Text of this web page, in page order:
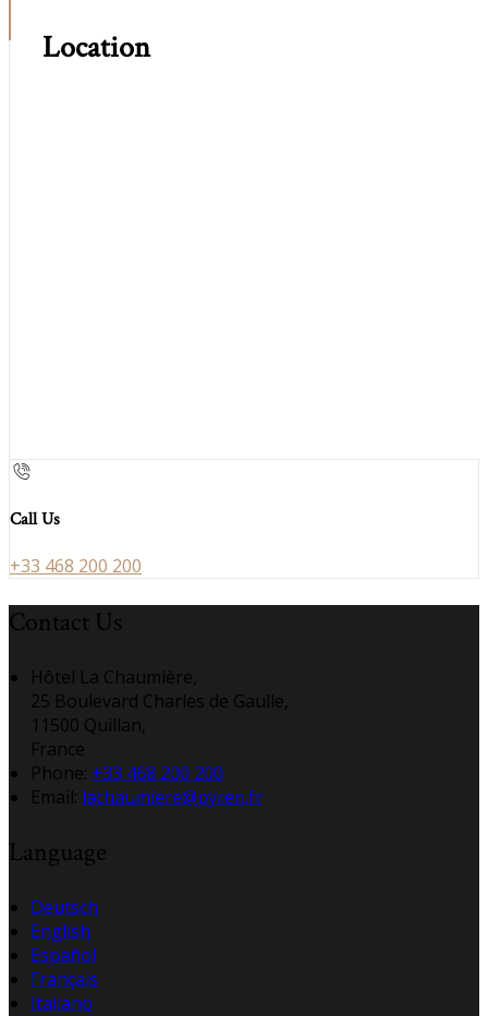
Location
Call Us
+33 468 200 200
Contact Us
Hôtel La Chaumière,
25 Boulevard Charles de Gaulle,
11500 Quillan,
France
Phone: +33 468 200 200
Email: lachaumiere@pyren.fr
Language
Deutsch
English
Español
Français
Italiano